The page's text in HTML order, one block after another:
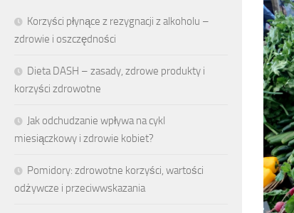
Korzyści płynące z rezygnacji z alkoholu –
zdrowie i oszczędności
Dieta DASH – zasady, zdrowe produkty i
korzyści zdrowotne
Jak odchudzanie wpływa na cykl
miesiączkowy i zdrowie kobiet?
Pomidory: zdrowotne korzyści, wartości
odżywcze i przeciwwskazania